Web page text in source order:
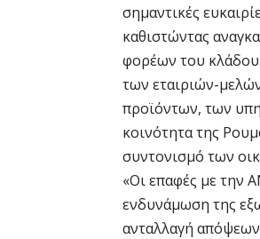
σημαντικές
καθιστώντας
φορέων του
των εταιριών-
προϊόντων, των
κοινότητα της
συντονισμό των
«Οι επαφές με την
ενδυνάμωση της
ανταλλαγή